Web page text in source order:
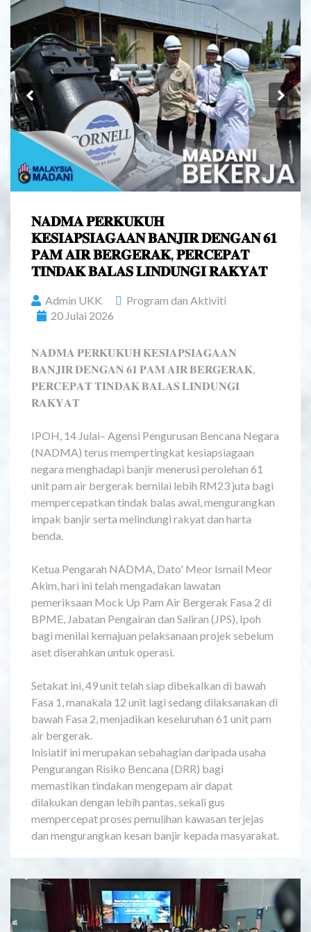
Previous
𝐍𝐀𝐃𝐌𝐀 𝐏𝐄𝐑𝐊𝐔𝐊𝐔𝐇
𝐊𝐄𝐒𝐈𝐀𝐏𝐒𝐈𝐀𝐆𝐀𝐀𝐍 𝐁𝐀𝐍𝐉𝐈𝐑 𝐃𝐄𝐍𝐆𝐀𝐍 𝟔𝟏
𝐏𝐀𝐌 𝐀𝐈𝐑 𝐁𝐄𝐑𝐆𝐄𝐑𝐀𝐊, 𝐏𝐄𝐑𝐂𝐄𝐏𝐀𝐓
𝐓𝐈𝐍𝐃𝐀𝐊 𝐁𝐀𝐋𝐀𝐒 𝐋𝐈𝐍𝐃𝐔𝐍𝐆𝐈 𝐑𝐀𝐊𝐘𝐀𝐓
Admin UKK
Program dan Aktiviti
20 Julai 2026
𝐍𝐀𝐃𝐌𝐀 𝐏𝐄𝐑𝐊𝐔𝐊𝐔𝐇 𝐊𝐄𝐒𝐈𝐀𝐏𝐒𝐈𝐀𝐆𝐀𝐀𝐍
𝐁𝐀𝐍𝐉𝐈𝐑 𝐃𝐄𝐍𝐆𝐀𝐍 𝟔𝟏 𝐏𝐀𝐌 𝐀𝐈𝐑 𝐁𝐄𝐑𝐆𝐄𝐑𝐀𝐊,
𝐏𝐄𝐑𝐂𝐄𝐏𝐀𝐓 𝐓𝐈𝐍𝐃𝐀𝐊 𝐁𝐀𝐋𝐀𝐒 𝐋𝐈𝐍𝐃𝐔𝐍𝐆𝐈
𝐑𝐀𝐊𝐘𝐀𝐓
IPOH, 14 Julai– Agensi Pengurusan Bencana Negara
(NADMA) terus mempertingkat kesiapsiagaan
negara menghadapi banjir menerusi perolehan 61
unit pam air bergerak bernilai lebih RM23 juta bagi
mempercepatkan tindak balas awal, mengurangkan
impak banjir serta melindungi rakyat dan harta
benda.
Ketua Pengarah NADMA, Dato' Meor Ismail Meor
Akim, hari ini telah mengadakan lawatan
pemeriksaan Mock Up Pam Air Bergerak Fasa 2 di
BPME, Jabatan Pengairan dan Saliran (JPS), Ipoh
bagi menilai kemajuan pelaksanaan projek sebelum
aset diserahkan untuk operasi.
Setakat ini, 49 unit telah siap dibekalkan di bawah
Fasa 1, manakala 12 unit lagi sedang dilaksanakan di
bawah Fasa 2, menjadikan keseluruhan 61 unit pam
air bergerak.
Inisiatif ini merupakan sebahagian daripada usaha
Pengurangan Risiko Bencana (DRR) bagi
memastikan tindakan mengepam air dapat
dilakukan dengan lebih pantas, sekali gus
mempercepat proses pemulihan kawasan terjejas
dan mengurangkan kesan banjir kepada masyarakat.